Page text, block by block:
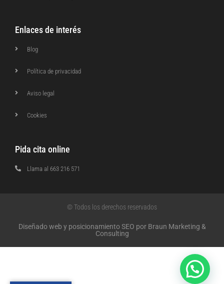
Enlaces de interés
Blog
Política de privacidad
Aviso legal
Cookies
Pida cita online
Llama al 663 216 571
© Todos los derechos reservados
Diseñado web y posicionamiento SEO por Braun Marketing &
Consulting